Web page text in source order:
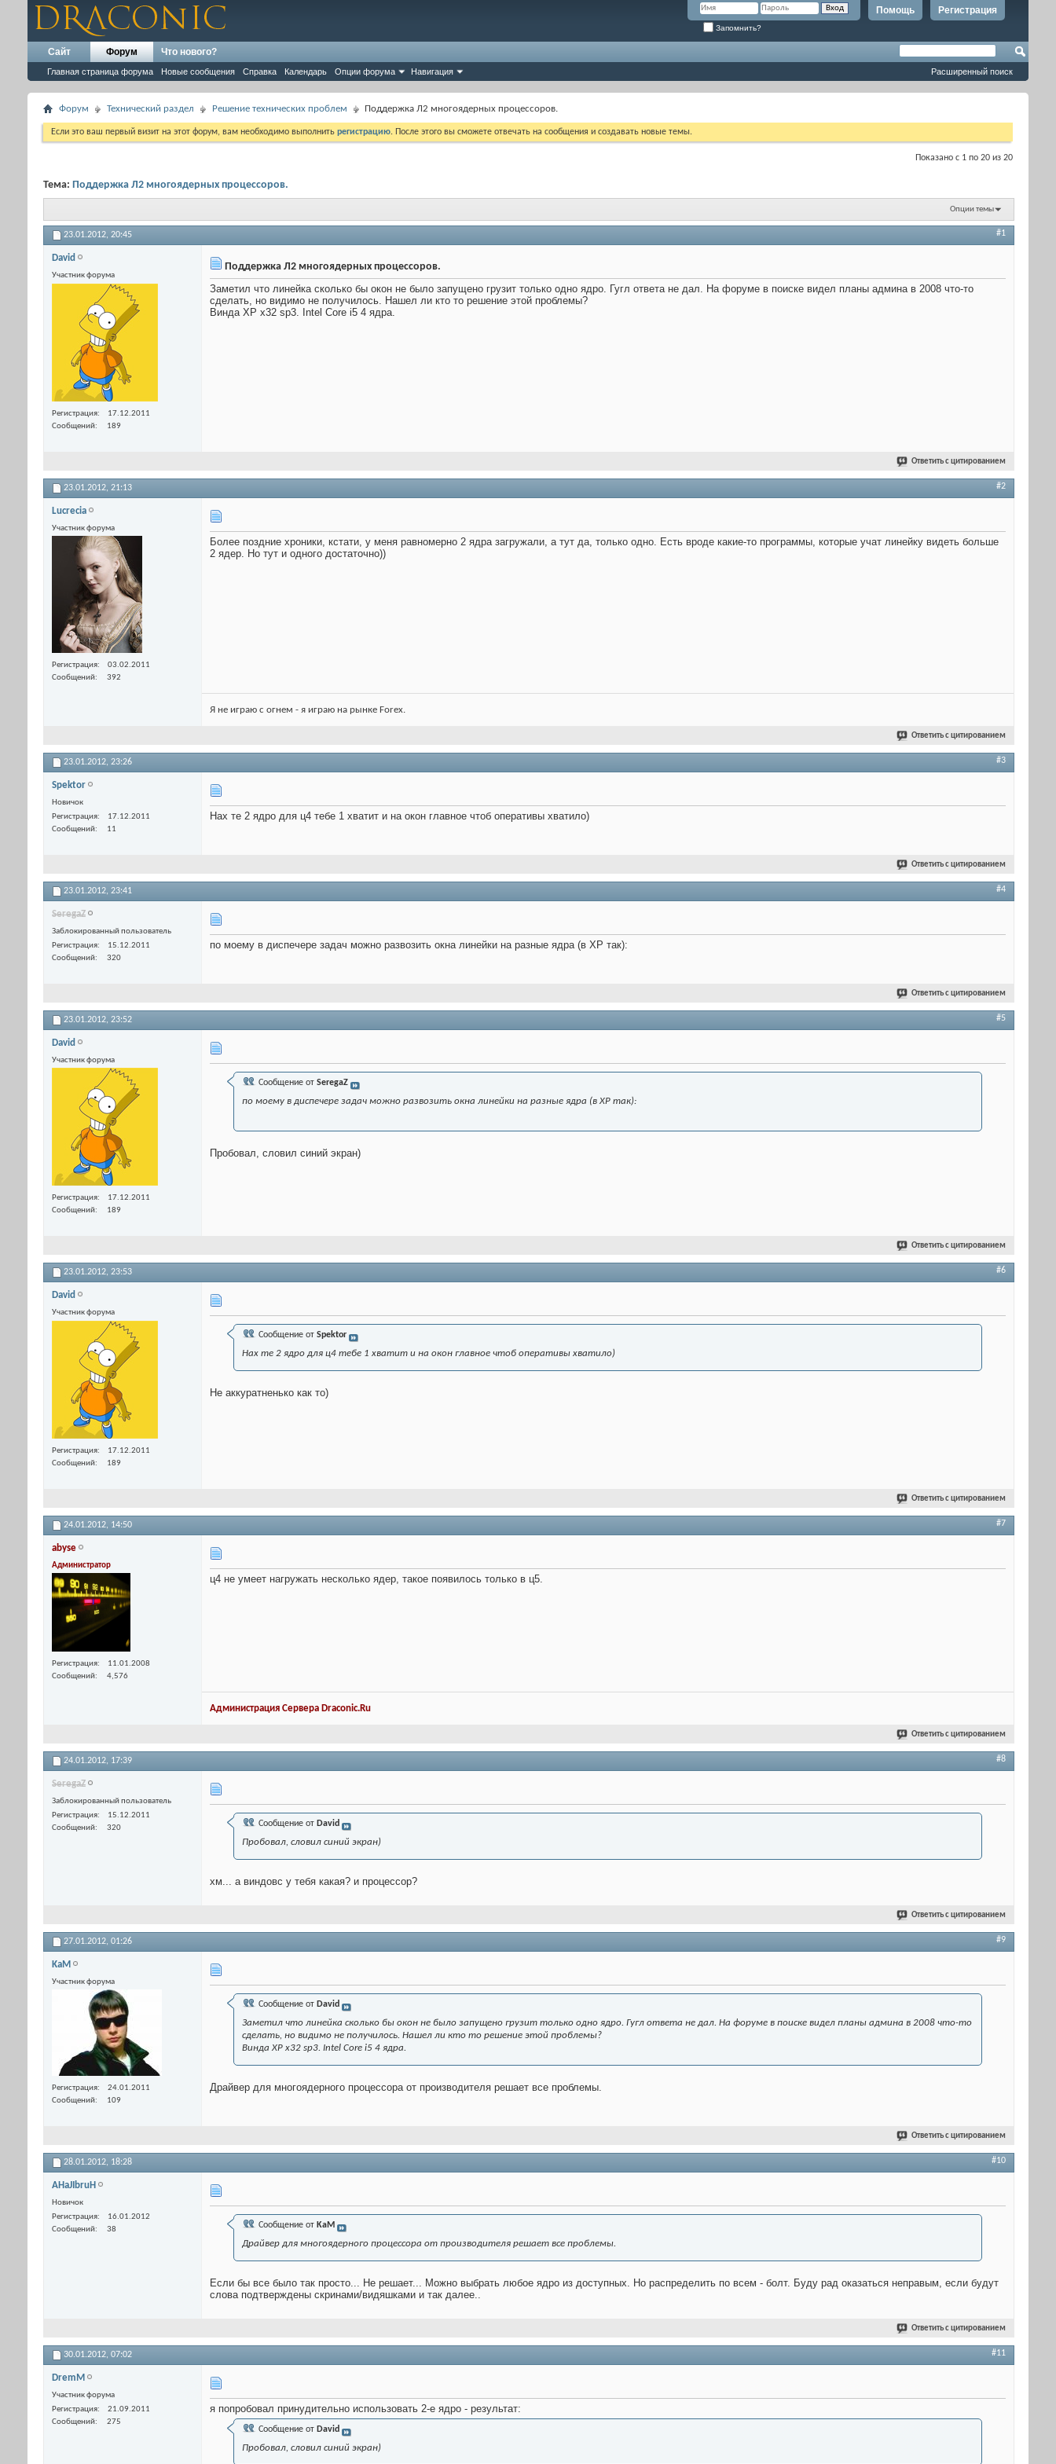
Регистрация
Помощь
Запомнить?
Сайт Форум
Главная страница форума Новые сообщения Справка Календарь Опции форума Навигация
Что нового?
Расширенный поиск
Форум Технический раздел Решение технических проблем Поддержка Л2 многоядерных процессоров.
Если это ваш первый визит на этот форум, вам необходимо выполнить регистрацию. После этого вы сможете отвечать на сообщения и создавать новые темы.
Показано с 1 по 20 из 20
Тема: Поддержка Л2 многоядерных процессоров.
Опции темы
23.01.2012, 20:45 #1
David
Участник форума
Регистрация
17.12.2011
Сообщений
189
Поддержка Л2 многоядерных процессоров.
Заметил что линейка сколько бы окон не было запущено грузит только одно ядро. Гугл ответа не дал. На форуме в поиске видел планы админа в 2008 что-то
сделать, но видимо не получилось. Нашел ли кто то решение этой проблемы?
Винда ХР х32 sp3. Intel Core i5 4 ядра.
Ответить с цитированием
23.01.2012, 21:13 #2
Lucrecia
Участник форума
Регистрация
03.02.2011
Сообщений
392
Более поздние хроники, кстати, у меня равномерно 2 ядра загружали, а тут да, только одно. Есть вроде какие-то программы, которые учат линейку видеть больше
2 ядер. Но тут и одного достаточно))
Я не играю с огнем - я играю на рынке Forex.
Ответить с цитированием
23.01.2012, 23:26 #3
Spektor
Новичок
Регистрация
17.12.2011
Сообщений
11
Нах те 2 ядро для ц4 тебе 1 хватит и на окон главное чтоб оперативы хватило)
Ответить с цитированием
23.01.2012, 23:41 #4
SeregaZ
Заблокированный пользователь
Регистрация
15.12.2011
Сообщений
320
по моему в диспечере задач можно развозить окна линейки на разные ядра (в ХР так):
Ответить с цитированием
23.01.2012, 23:52 #5
David
Участник форума
Регистрация
17.12.2011
Сообщений
189
Сообщение от SeregaZ
по моему в диспечере задач можно развозить окна линейки на разные ядра (в ХР так):
Пробовал, словил синий экран)
Ответить с цитированием
23.01.2012, 23:53 #6
David
Участник форума
Регистрация
17.12.2011
Сообщений
189
Сообщение от Spektor
Нах те 2 ядро для ц4 тебе 1 хватит и на окон главное чтоб оперативы хватило)
Не аккуратненько как то)
Ответить с цитированием
24.01.2012, 14:50 #7
abyse
Администратор
Регистрация
11.01.2008
Сообщений
4,576
ц4 не умеет нагружать несколько ядер, такое появилось только в ц5.
Администрация Сервера Draconic.Ru
Ответить с цитированием
24.01.2012, 17:39 #8
SeregaZ
Заблокированный пользователь
Регистрация
15.12.2011
Сообщений
320 Сообщение от David
Пробовал, словил синий экран)
хм... а виндовс у тебя какая? и процессор?
Ответить с цитированием
27.01.2012, 01:26 #9
KaM
Участник форума
Регистрация
24.01.2011
Сообщений
109
Сообщение от David
Заметил что линейка сколько бы окон не было запущено грузит только одно ядро. Гугл ответа не дал. На форуме в поиске видел планы админа в 2008 что-то
сделать, но видимо не получилось. Нашел ли кто то решение этой проблемы?
Винда ХР х32 sp3. Intel Core i5 4 ядра.
Драйвер для многоядерного процессора от производителя решает все проблемы.
Ответить с цитированием
28.01.2012, 18:28 #10
AHaJIbruH
Новичок
Регистрация
16.01.2012
Сообщений
38 Сообщение от KaM
Драйвер для многоядерного процессора от производителя решает все проблемы.
Если бы все было так просто... Не решает... Можно выбрать любое ядро из доступных. Но распределить по всем - болт. Буду рад оказаться неправым, если будут
слова подтверждены скринами/видяшками и так далее..
Ответить с цитированием
30.01.2012, 07:02 #11
DremM
Участник форума
Регистрация
21.09.2011
Сообщений
275
я попробовал принудительно использовать 2-е ядро - результат:
Сообщение от David
Пробовал, словил синий экран)